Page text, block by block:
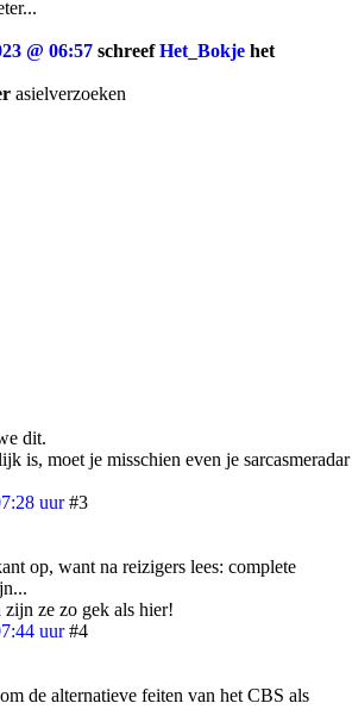
@ 06:57 schreefHet_Bokje het
asielverzoeken
dit.
is, moet je misschien even je sarcasmeradar
uur #3
op, want na reizigers lees: complete
ze zo gek als hier!
uur #4
de alternatieve feiten van het CBS als